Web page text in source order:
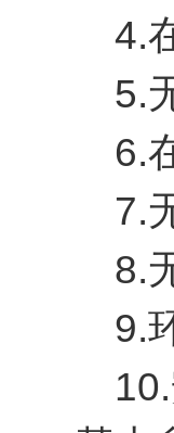
4.在
5.无
6.在
7.无
8.无
9.环
10.